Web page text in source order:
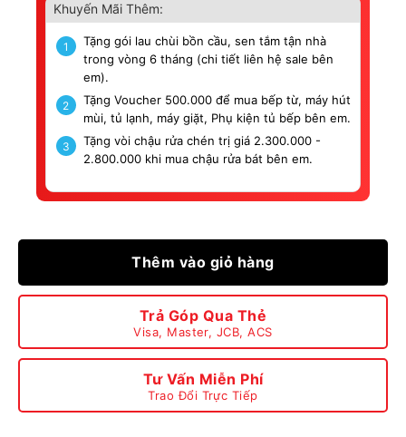
Khuyến Mãi Thêm:
1
Tặng gói lau chùi bồn cầu, sen tắm tận nhà
trong vòng 6 tháng (chi tiết liên hệ sale bên
em).
2
Tặng Voucher 500.000 để mua bếp từ, máy hút
mùi, tủ lạnh, máy giặt, Phụ kiện tủ bếp bên em.
3
Tặng vòi chậu rửa chén trị giá 2.300.000 -
2.800.000 khi mua chậu rửa bát bên em.
Thêm vào giỏ hàng
Trả Góp Qua Thẻ
Visa, Master, JCB, ACS
Tư Vấn Miễn Phí
Trao Đổi Trực Tiếp